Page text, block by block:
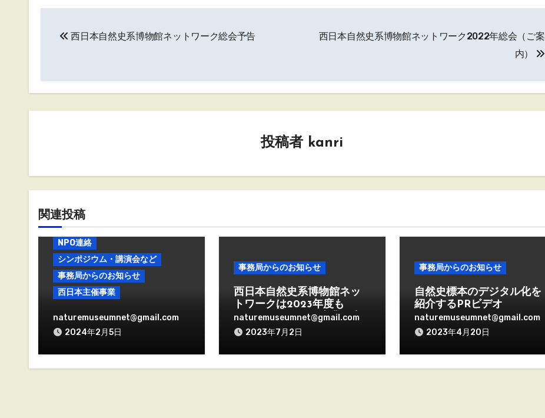
ビ
ゲ
ョ
ン
西日本自然史系博物館ネットワーク総会予告
西日本自然史系博物館ネットワーク2022年総会（ご案
内）
投稿者 kanri
関連投稿
NPO連絡
シンポジウム・講演会など
事務局からのお知らせ
西日本主催事業
西日本自然史系博物館ネッ
トワーク総会・総会関連イ
naturemuseumnet@gmail.com
2024年2月5日
事務局からのお知らせ
西日本自然史系博物館ネッ
トワークは2023年度も
InnovateMuseum事業を実
施していきます
naturemuseumnet@gmail.com
2023年7月2日
事務局からのお知らせ
自然史標本のデジタル化を
紹介するPRビデオ
naturemuseumnet@gmail.com
2023年4月20日